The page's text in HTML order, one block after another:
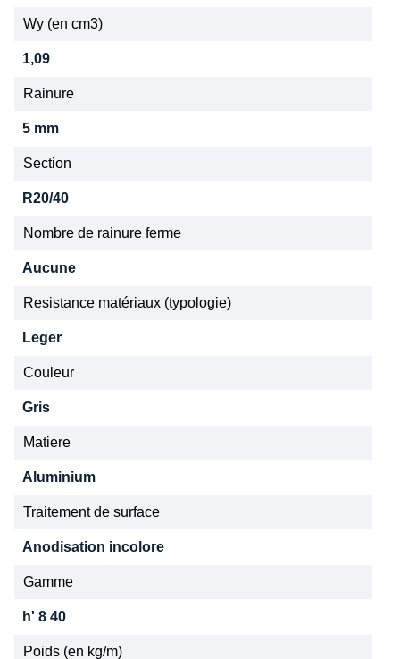
Wy (en cm3)
1,09
Rainure
5 mm
Section
R20/40
Nombre de rainure ferme
Aucune
Resistance matériaux (typologie)
Leger
Couleur
Gris
Matiere
Aluminium
Traitement de surface
Anodisation incolore
Gamme
h' 8 40
Poids (en kg/m)